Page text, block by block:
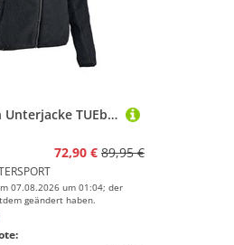
MAUL Damen Unterjacke TUEbingen - Fleecejacke
72,90 € 89,95 €
07.08.2026 um 01:04; der
geändert haben.